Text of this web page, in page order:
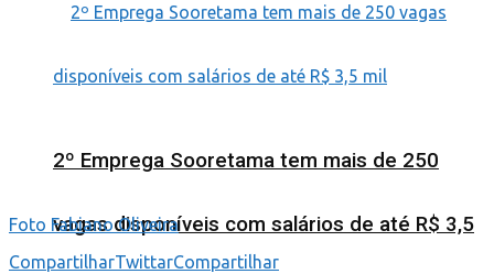
2º Emprega Sooretama tem mais de 250
vagas disponíveis com salários de até R$ 3,5
Foto Fabiano Oliveira
CompartilharTwittarCompartilhar